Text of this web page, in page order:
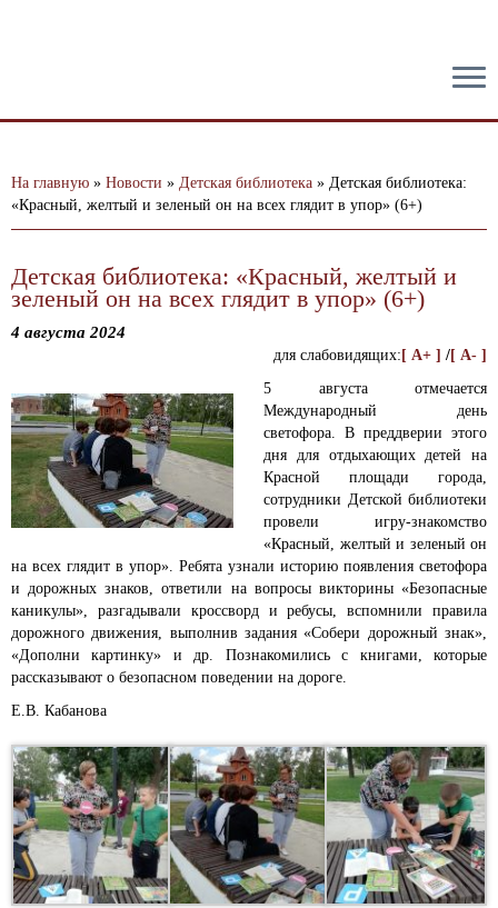
На главную » Новости » Детская библиотека » Детская библиотека:
«Красный, желтый и зеленый он на всех глядит в упор» (6+)
Детская библиотека: «Красный, желтый и
зеленый он на всех глядит в упор» (6+)
4 августа 2024
для слабовидящих: [ A+ ] /[ A- ]
5 августа отмечается
Международный день
светофора. В преддверии этого
дня для отдыхающих детей на
Красной площади города,
сотрудники Детской библиотеки
провели игру-знакомство
«Красный, желтый и зеленый он
на всех глядит в упор». Ребята узнали историю появления светофора
и дорожных знаков, ответили на вопросы викторины «Безопасные
каникулы», разгадывали кроссворд и ребусы, вспомнили правила
дорожного движения, выполнив задания «Собери дорожный знак»,
«Дополни картинку» и др. Познакомились с книгами, которые
рассказывают о безопасном поведении на дороге.
Е.В. Кабанова